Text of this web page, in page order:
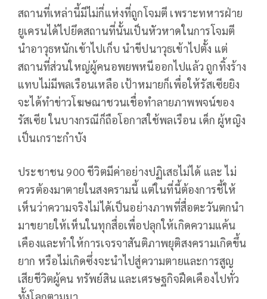
สถานที่เหล่านี้มีไม่กี่แห่งที่ถูกโจมตี เพราะทหารฝ่าย
ยูเครนได้ไปยึดสถานที่นั้นเป็นหัวหาดในการโจมตี
นำอาวุธหนักเข้าไปเก็บ นำขีปนาวุธเข้าไปตั้ง แต่
สถานที่ส่วนใหญ่ผู้คนอพยพหนีออกไปแล้ว ถูกทิ้งร้าง
แทบไม่มีพลเรือนเหลือ เป้าหมายก็เพื่อให้รัสเซียยิง
จะได้ทำข่าวโฆษณาชวนเชื่อทำลายภาพพจน์ของ
รัสเซีย ในบางกรณีก็ถือโอกาสใช้พลเรือน เด็ก ผู้หญิง
เป็นเกราะกำบัง
ประชาชน 900 ชีวิตมีค่าอย่างปฏิเสธไม่ได้ และ ไม่
ควรต้องมาตายในสงครามนี้ แต่ในที่นี้ต้องการชี้ให้
เห็นว่าความจริงไม่ได้เป็นอย่างภาพที่สื่อตะวันตกนำ
มาขยายให้เห็นในทุกสื่อเพื่อปลุกให้เกิดความแค้น
เคืองและทำให้การเจรจาสันติภาพยุติสงครามเกิดขึ้น
ยาก หรือไม่เกิดซึ่งจะนำไปสู่ความตายและการสูญ
เสียชีวิตผู้คน ทรัพย์สิน และเศรษฐกิจฝืดเคืองไปทั่ว